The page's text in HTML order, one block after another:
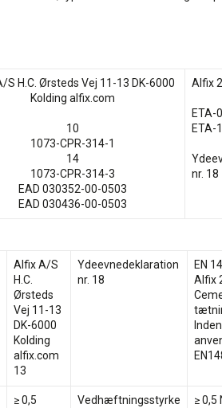
S H.C. Ørsteds Vej 11-13 DK-6000
Kolding alfix.com
10
1073-CPR-314-1
14
1073-CPR-314-3
EAD 030352-00-0503
EAD 030436-00-0503
Alfix
ETA-
ETA-
nr. 18
Alfix A/S
H.C.
Ørsteds
Vej 11-13
DK-6000
Kolding
alfix.com
13
Ydeevnedeklaration
nr. 18
EN
Alfix
≥ 0,5
Vedhæftningsstyrke
≥ 0,5